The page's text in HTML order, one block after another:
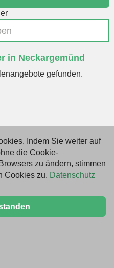
in Neckargemünd
gefunden.
Indem Sie weiter auf
die Cookie-
zu ändern, stimmen
Cookies zu. Datenschutz